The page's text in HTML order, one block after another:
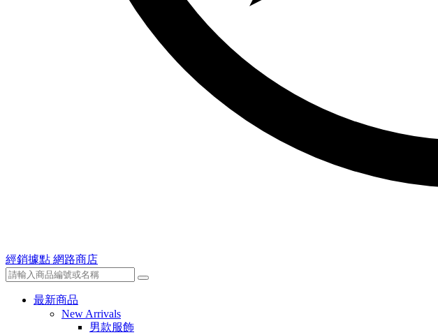
經銷據點 網路商店
最新商品
New Arrivals
男款服飾